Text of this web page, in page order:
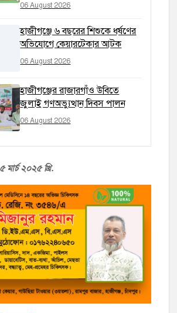
06 August 2026
হাজীগঞ্জে ৬ বছরের শিশুকে ধর্ষণের
অভিযোগে কেয়ারটেকার আটক
06 August 2026
হাজীগঞ্জের রাজারগাঁও উবিতে
জুলাই গণঅভ্যুত্থান দিবস পালন
06 August 2026
মার্চ ২০২৫ খ্রি.